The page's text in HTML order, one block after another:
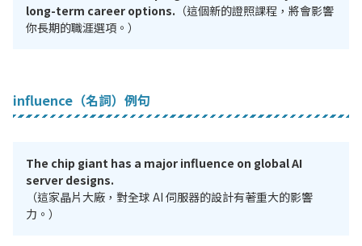
long-term career options. （這個新的證照課程，將會影響
你長期的職涯選項。）
influence（名詞）例句
The chip giant has a major influence on global AI
server designs.
（這家晶片大廠，對全球 AI 伺服器的設計有著重大的影響
力。）